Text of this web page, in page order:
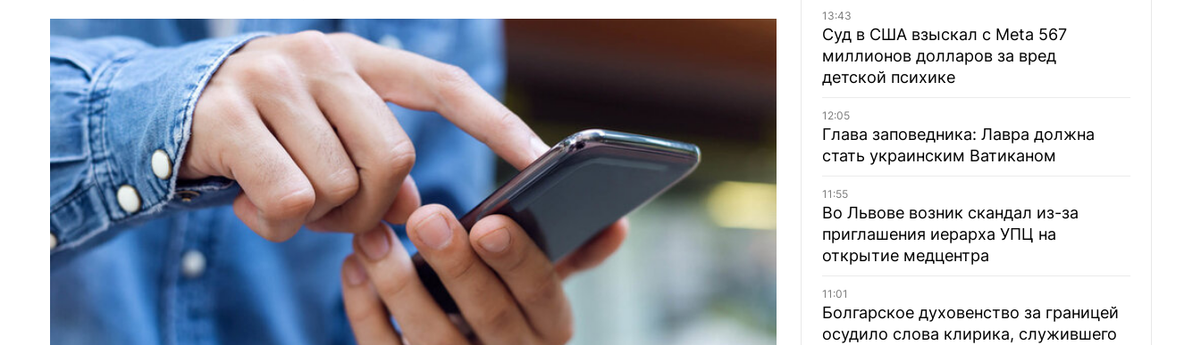
13:43
Суд в США взыскал с Meta 567
миллионов долларов за вред
детской психике
12:05
Глава заповедника: Лавра должна
стать украинским Ватиканом
11:55
Во Львове возник скандал из-за
приглашения иерарха УПЦ на
открытие медцентра
11:01
Болгарское духовенство за границей
осудило слова клирика, служившего